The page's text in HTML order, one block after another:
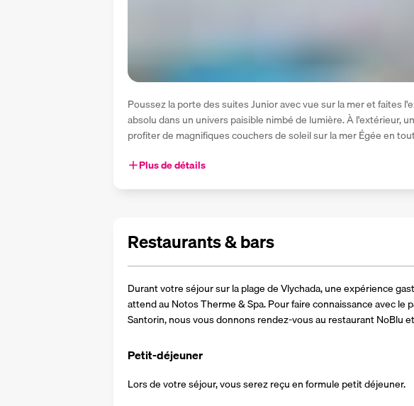
Poussez la porte des suites Junior avec vue sur la mer et faites
absolu dans un univers paisible nimbé de lumière. À l'extérieur,
profiter de magnifiques couchers de soleil sur la mer Égée en
Plus de détails
Restaurants & bars
Durant votre séjour sur la plage de Vlychada, une expérience
attend au Notos Therme & Spa. Pour faire connaissance avec le
Santorin, nous vous donnons rendez-vous au restaurant NoBlu
Petit-déjeuner
Lors de votre séjour, vous serez reçu en formule petit déjeuner.